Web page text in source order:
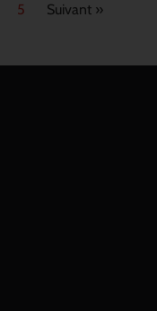
5 Suivant »